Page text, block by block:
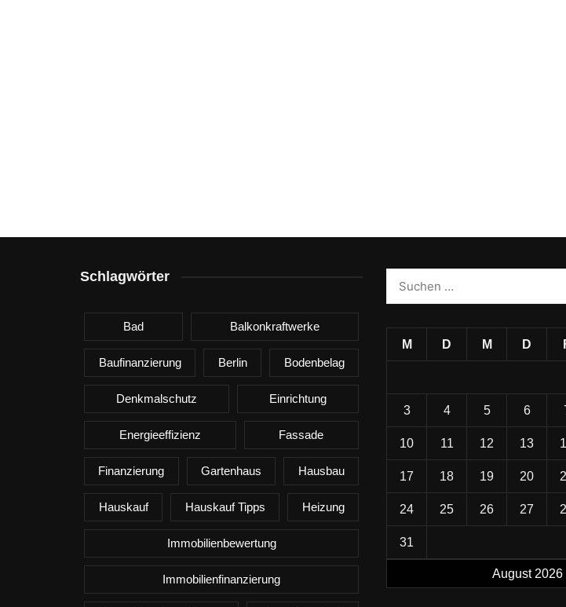
Schlagwörter
Bad Balkonkraftwerke
Baufinanzierung Berlin Bodenbelag
Denkmalschutz Einrichtung
Energieeffizienz Fassade
Finanzierung Gartenhaus Hausbau
Hauskauf Hauskauf Tipps Heizung
Immobilienbewertung
Immobilienfinanzierung August 2026
M D M D
3 4 5 6
10 11 12 13
17 18 19 20
24 25 26 27
31